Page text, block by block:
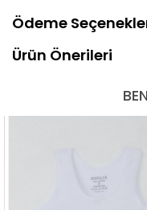
Ödeme
Ürün Önerileri